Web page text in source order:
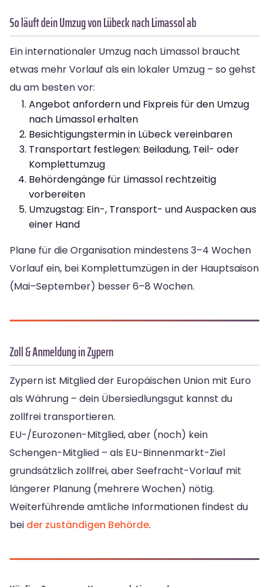
So läuft dein Umzug von Lübeck nach Limassol ab
Ein internationaler Umzug nach Limassol braucht
etwas mehr Vorlauf als ein lokaler Umzug – so gehst
du am besten vor:
Angebot anfordern und Fixpreis für den Umzug
nach Limassol erhalten
Besichtigungstermin in Lübeck vereinbaren
Transportart festlegen: Beiladung, Teil- oder
Komplettumzug
Behördengänge für Limassol rechtzeitig
vorbereiten
Umzugstag: Ein-, Transport- und Auspacken aus
einer Hand
Plane für die Organisation mindestens 3–4 Wochen
Vorlauf ein, bei Komplettumzügen in der Hauptsaison
(Mai–September) besser 6–8 Wochen.
Zoll & Anmeldung in Zypern
Zypern ist Mitglied der Europäischen Union mit Euro
als Währung – dein Übersiedlungsgut kannst du
zollfrei transportieren.
EU-/Eurozonen-Mitglied, aber (noch) kein
Schengen-Mitglied – als EU-Binnenmarkt-Ziel
grundsätzlich zollfrei, aber Seefracht-Vorlauf mit
längerer Planung (mehrere Wochen) nötig.
Weiterführende amtliche Informationen findest du
bei der zuständigen Behörde.